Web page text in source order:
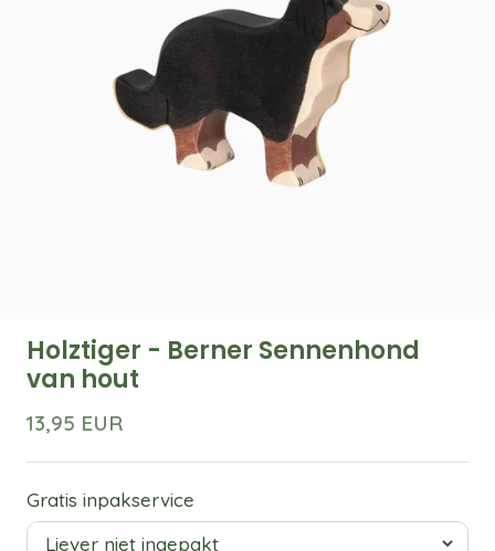
Holztiger - Berner Sennenhond
van hout
13,95 EUR
Gratis inpakservice